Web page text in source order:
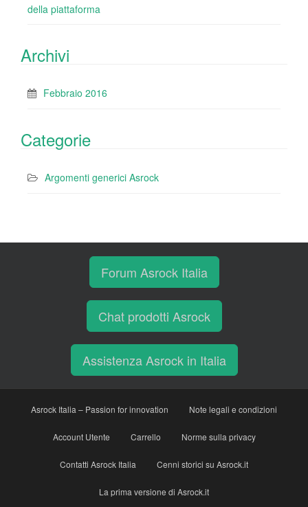
della piattaforma
Archivi
Febbraio 2016
Categorie
Argomenti generici Asrock
Forum Asrock Italia
Chat prodotti Asrock
Assistenza Asrock in Italia
Asrock Italia – Passion for innovation Note legali e condizioni
Account Utente Carrello Norme sulla privacy
Contatti Asrock Italia Cenni storici su Asrock.it
La prima versione di Asrock.it